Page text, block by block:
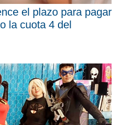
el plazo para pagar
la cuota 4 del